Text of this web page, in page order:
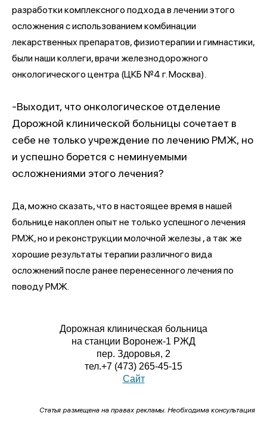
разработки комплексного подхода в лечении этого
осложнения с использованием комбинации
лекарственных препаратов, физиотерапии и гимнастики,
были наши коллеги, врачи железнодорожного
онкологического центра (ЦКБ №4 г. Москва).
-Выходит, что онкологическое отделение
Дорожной клинической больницы сочетает в
себе не только учреждение по лечению РМЖ, но
и успешно борется с неминуемыми
осложнениями этого лечения?
Да, можно сказать, что в настоящее время в нашей
больнице накоплен опыт не только успешного лечения
РМЖ, но и реконструкции молочной железы , а так же
хорошие результаты терапии различного вида
осложнений после ранее перенесенного лечения по
поводу РМЖ.
Дорожная клиническая больница
на станции Воронеж-1 РЖД
пер. Здоровья, 2
тел.+7 (473) 265-45-15
Сайт
Статья размещена на правах рекламы. Необходима консультация